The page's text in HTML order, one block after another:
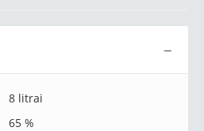
−
8 litrai
65 %